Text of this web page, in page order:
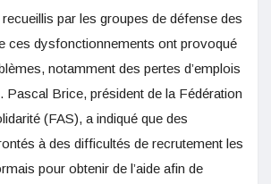
par les groupes de défense des
ces dysfonctionnements ont provoqué
notamment des pertes d’emplois
Pascal Brice, président de la Fédération
(FAS), a indiqué que des
à des difficultés de recrutement les
pour obtenir de l’aide afin de